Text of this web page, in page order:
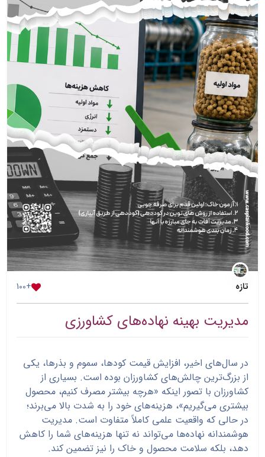
تازه +100
مدیریت بهینه نهاده‌های کشاورزی
در سال‌های اخیر، افزایش قیمت کودها، سموم و بذرها، یکی
از بزرگ‌ترین چالش‌های کشاورزان بوده است. بسیاری از
کشاورزان با تصور اینکه «هرچه بیشتر مصرف کنیم، محصول
بیشتری می‌گیریم»، هزینه‌های خود را به شدت بالا می‌برند؛
در حالی که واقعیت علمی کاملاً متفاوت است. مدیریت
هوشمندانه نهاده‌ها می‌تواند نه تنها هزینه‌های شما را کاهش
دهد، بلکه سلامت محصول و خاک را نیز تضمین کند.